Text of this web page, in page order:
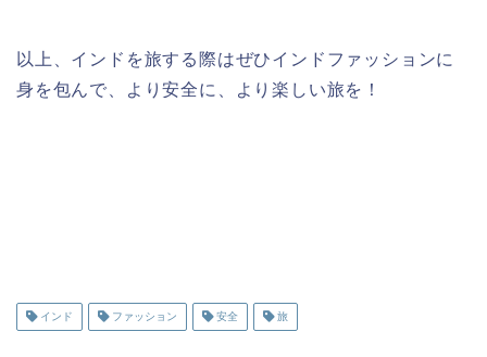
以上、インドを旅する際はぜひインドファッションに
身を包んで、より安全に、より楽しい旅を！
インド ファッション 安全 旅